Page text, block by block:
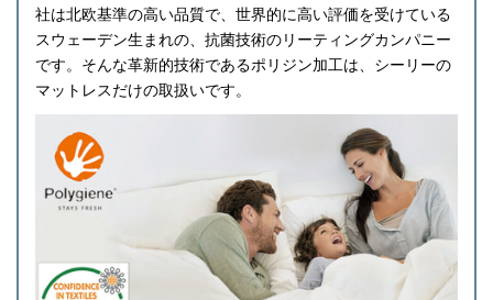
社は北欧基準の高い品質で、世界的に高い評価を受けている
スウェーデン生まれの、抗菌技術のリーティングカンパニー
です。そんな革新的技術であるポリジン加工は、シーリーの
マットレスだけの取扱いです。